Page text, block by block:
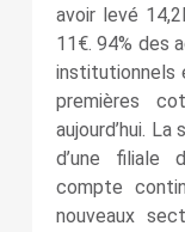
avoir levé
11€. 94% des
institutionnels
premières
aujourd’hui.
d’une filiale
compte
nouveaux